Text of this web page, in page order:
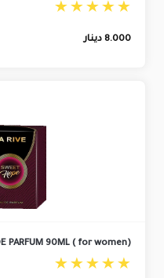
8.000 دينار
PARFUM 90ML ( for women)